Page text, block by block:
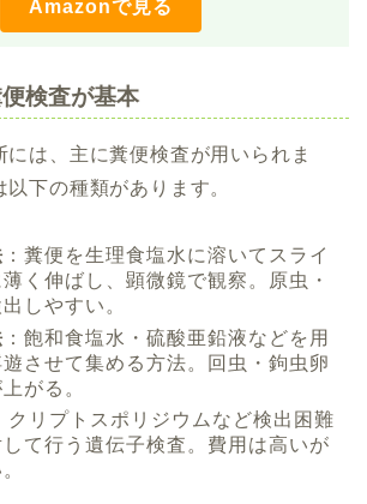
Amazonで見る
検査が基本
には、主に糞便検査が用いられま
下の種類があります。
：糞便を生理食塩水に溶いてスライ
薄く伸ばし、顕微鏡で観察。原虫・
しやすい。
：飽和食塩水・硫酸亜鉛液などを用
させて集める方法。回虫・鉤虫卵
がる。
クリプトスポリジウムなど検出困難
て行う遺伝子検査。費用は高いが